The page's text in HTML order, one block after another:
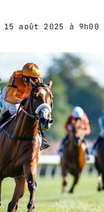
15 août 2025 à 9h00